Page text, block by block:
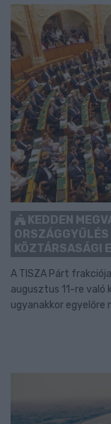
KEDDEN
KÖZTÁRSASÁGI
A TISZA Párt
augusztus 11-re
ugyanakkor egyelőre